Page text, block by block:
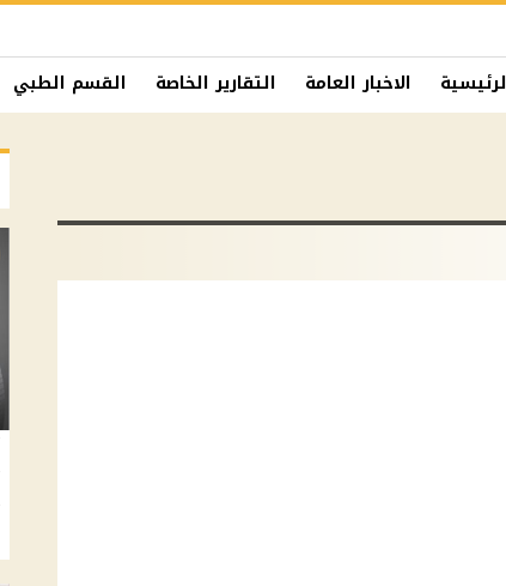
الاخبار العامة التقارير الخاصة القسم الطبي